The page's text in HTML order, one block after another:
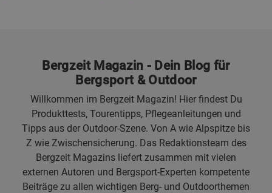
Bergzeit Magazin - Dein Blog für
Bergsport & Outdoor
Willkommen im Bergzeit Magazin! Hier findest Du
Produkttests, Tourentipps, Pflegeanleitungen und
Tipps aus der Outdoor-Szene. Von A wie Alpspitze bis
Z wie Zwischensicherung. Das Redaktionsteam des
Bergzeit Magazins liefert zusammen mit vielen
externen Autoren und Bergsport-Experten kompetente
Beiträge zu allen wichtigen Berg- und Outdoorthemen